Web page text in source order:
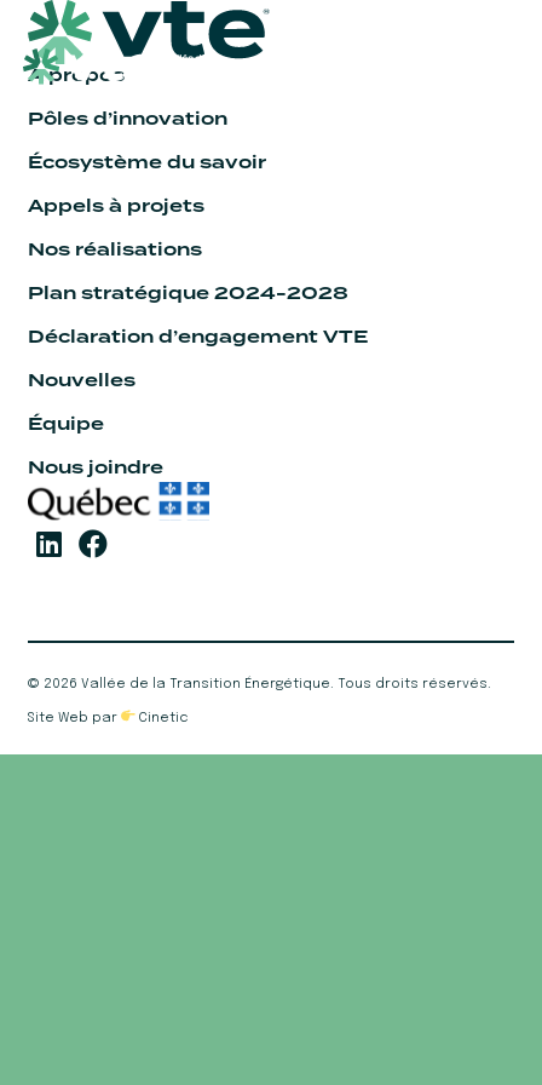
À propos
Pôles d’innovation
Écosystème du savoir
Appels à projets
Nos réalisations
Plan stratégique 2024-2028
Déclaration d’engagement VTE
Nouvelles
Équipe
Nous joindre
© 2026 Vallée de la Transition Énergétique. Tous droits réservés.
Site Web par Cinetic